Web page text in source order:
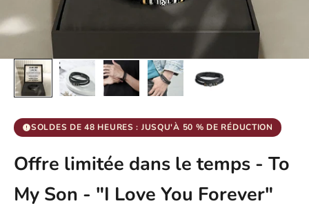
SOLDES DE 48 HEURES : JUSQU'À 50 % DE RÉDUCTION
Offre limitée dans le temps - To
My Son - "I Love You Forever"